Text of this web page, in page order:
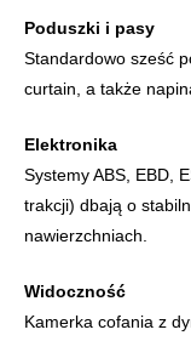
Poduszki i pasy
Standardowo sześć
curtain, a także
Elektronika
Systemy ABS, EBD,
trakcji) dbają o
nawierzchniach.
Widoczność
Kamerka cofania z